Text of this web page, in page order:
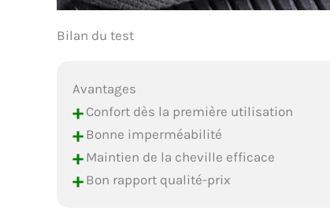
Bilan du test
Avantages
+Confort dès la première utilisation
+Bonne imperméabilité
+Maintien de la cheville efficace
+Bon rapport qualité-prix